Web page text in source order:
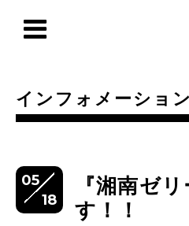
インフォメーション
05
18
『湘南ゼ
す！！